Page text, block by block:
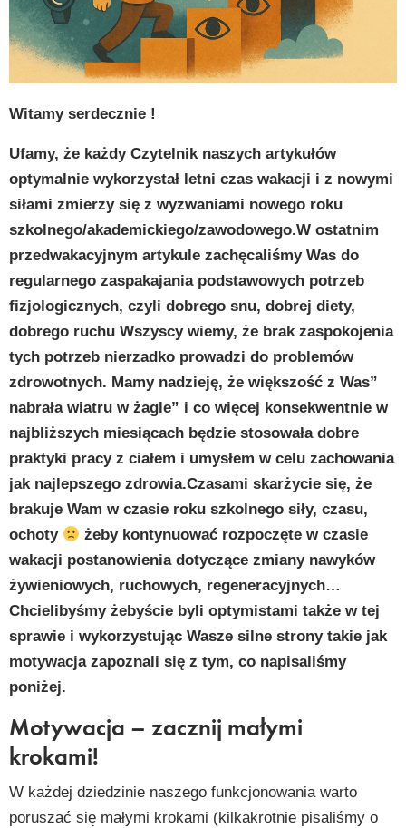
Witamy serdecznie !
Ufamy, że każdy Czytelnik naszych artykułów
optymalnie wykorzystał letni czas wakacji i z nowymi
siłami zmierzy się z wyzwaniami nowego roku
szkolnego/akademickiego/zawodowego.W ostatnim
przedwakacyjnym artykule zachęcaliśmy Was do
regularnego zaspakajania podstawowych potrzeb
fizjologicznych, czyli dobrego snu, dobrej diety,
dobrego ruchu Wszyscy wiemy, że brak zaspokojenia
tych potrzeb nierzadko prowadzi do problemów
zdrowotnych. Mamy nadzieję, że większość z Was”
nabrała wiatru w żagle” i co więcej konsekwentnie w
najbliższych miesiącach będzie stosowała dobre
praktyki pracy z ciałem i umysłem w celu zachowania
jak najlepszego zdrowia.Czasami skarżycie się, że
brakuje Wam w czasie roku szkolnego siły, czasu,
ochoty
żeby kontynuować rozpoczęte w czasie
wakacji postanowienia dotyczące zmiany nawyków
żywieniowych, ruchowych, regeneracyjnych…
Chcielibyśmy żebyście byli optymistami także w tej
sprawie i wykorzystując Wasze silne strony takie jak
motywacja zapoznali się z tym, co napisaliśmy
poniżej.
Motywacja – zacznij małymi
krokami!
W każdej dziedzinie naszego funkcjonowania warto
poruszać się małymi krokami (kilkakrotnie pisaliśmy o